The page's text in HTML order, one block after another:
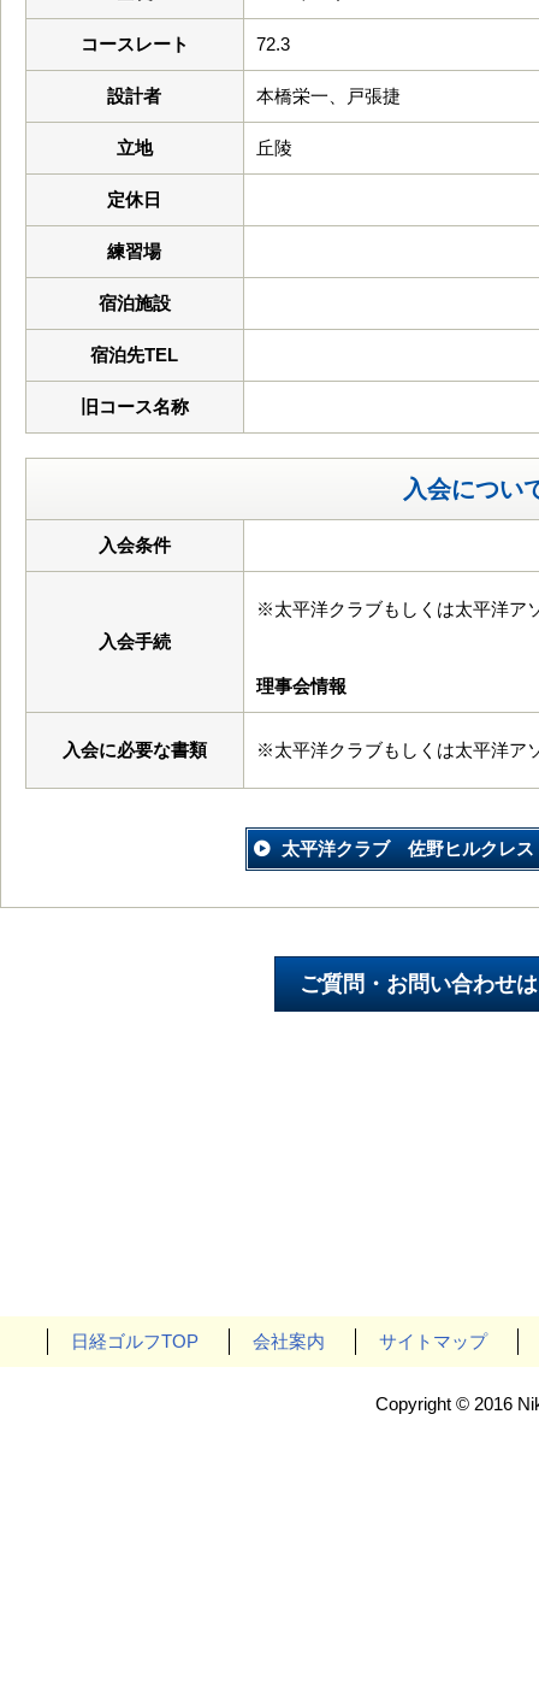
コースレート 72.3
設計者 本橋栄一、戸張捷
立地 丘陵
定休日
練習場
宿泊施設
宿泊先TEL
旧コース名称
入会につい
入会条件
入会手続
※太平洋クラブもしくは太平洋ア
理事会情報
入会に必要な書類 ※太平洋クラブもしくは太平洋ア
太平洋クラブ 佐野ヒルクレス
日経ゴルフTOP 会社案内 サイトマップ
Copyright © 2016